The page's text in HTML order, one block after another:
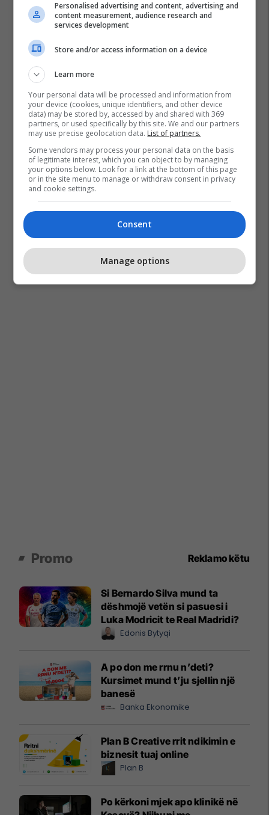
Shëngjin Lazha Shqipëria Sezoni Turistik
Promo Reklamo këtu
Si Bernardo Silva mund ta
dëshmojë vetën si pasuesi i
Luka Modricit te Real Madridi?
Edonis Bytyqi
A po don me rrnu n’deti?
Kursimet mund t’ju sjellin një
banesë
Banka Ekonomike
Plan B Creative rrit ndikimin e
biznesit tuaj online
Plan B
Po kërkoni mjek apo klinikë në
Personalised advertising and content, advertising and
content measurement, audience research and
services development
Store and/or access information on a device
Learn more
Your personal data will be processed and information from
your device (cookies, unique identifiers, and other device
data) may be stored by, accessed by and shared with 369
partners, or used specifically by this site. We and our partners
may use precise geolocation data. List of partners.
Some vendors may process your personal data on the basis
of legitimate interest, which you can object to by managing
your options below. Look for a link at the bottom of this page
or in the site menu to manage or withdraw consent in privacy
and cookie settings.
Consent
Manage options